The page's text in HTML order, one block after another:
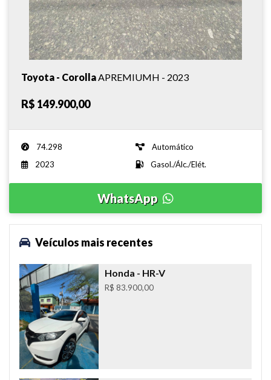
Toyota - Corolla APREMIUMH - 2023
R$ 149.900,00
74.298
Automático
2023
Gasol./Álc./Elét.
WhatsApp
Veículos mais recentes
Honda - HR-V
R$ 83.900,00